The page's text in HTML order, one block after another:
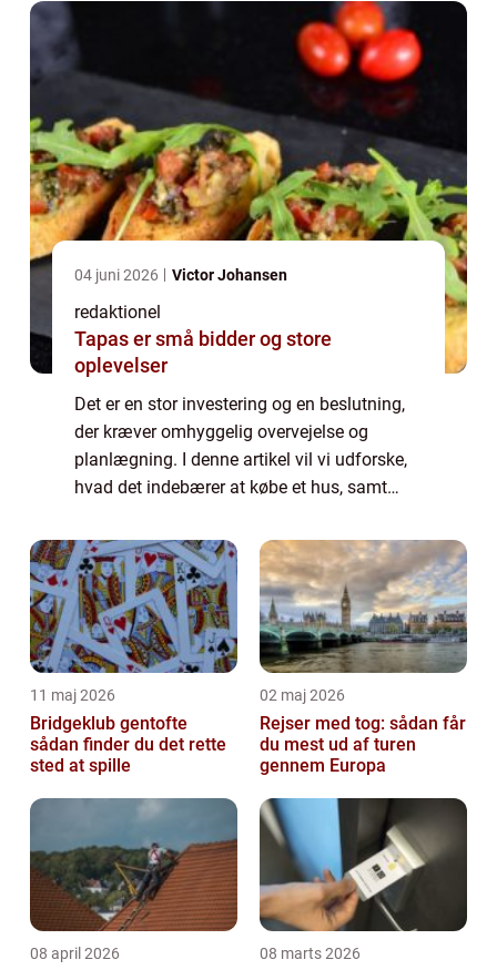
04 juni 2026 Victor Johansen
redaktionel
Tapas er små bidder og store
oplevelser
Det er en stor investering og en beslutning,
der kræver omhyggelig overvejelse og
planlægning. I denne artikel vil vi udforske,
hvad det indebærer at købe et hus, samt
interesserede i dette emne. Når m...
11 maj 2026
Bridgeklub gentofte
sådan finder du det rette
sted at spille
02 maj 2026
Rejser med tog: sådan får
du mest ud af turen
gennem Europa
08 april 2026 08 marts 2026